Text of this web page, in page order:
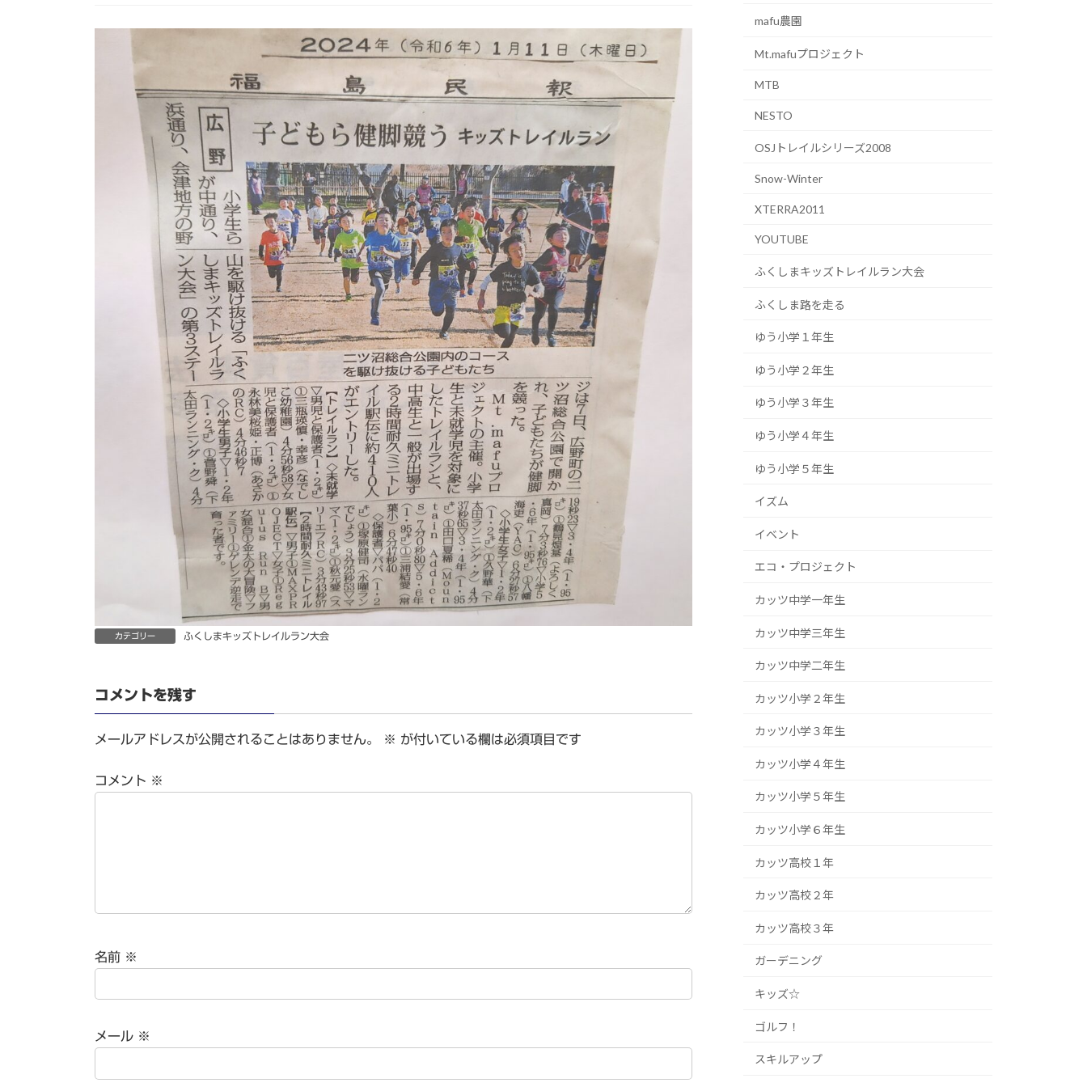
カテゴリー ふくしまキッズトレイルラン大会
コメントを残す
メールアドレスが公開されることはありません。 ※ が付いている欄は必須項目です
コメント ※
名前 ※
メール ※
mafu農園
Mt.mafuプロジェクト
MTB
NESTO
OSJトレイルシリーズ2008
Snow-Winter
XTERRA2011
YOUTUBE
ふくしまキッズトレイルラン大会
ふくしま路を走る
ゆう小学１年生
ゆう小学２年生
ゆう小学３年生
ゆう小学４年生
ゆう小学５年生
イズム
イベント
エコ・プロジェクト
カッツ中学一年生
カッツ中学三年生
カッツ中学二年生
カッツ小学２年生
カッツ小学３年生
カッツ小学４年生
カッツ小学５年生
カッツ小学６年生
カッツ高校１年
カッツ高校２年
カッツ高校３年
ガーデニング
キッズ☆
ゴルフ！
スキルアップ